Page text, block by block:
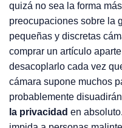
quizá no sea la forma
preocupaciones sobre la
pequeñas y discretas
comprar un artículo
desacoplarlo cada vez
cámara supone muchos
probablemente
la privacidad en